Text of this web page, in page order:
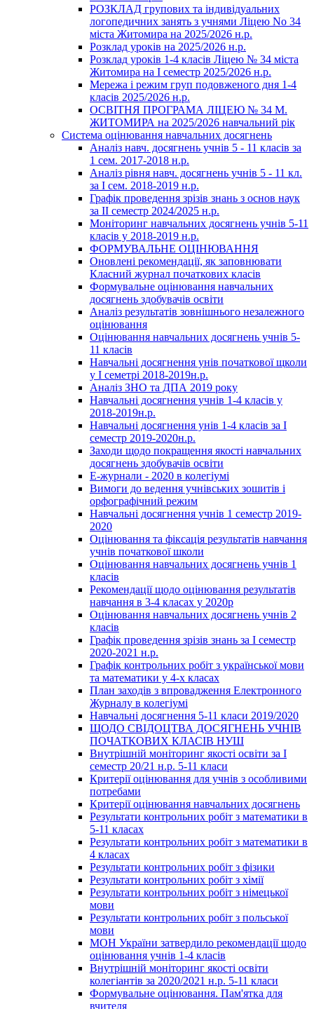
РОЗКЛАД групових та індивідуальних
логопедичних занять з учнями Ліцею No 34
міста Житомира на 2025/2026 н.р.
Розклад уроків на 2025/2026 н.р.
Розклад уроків 1-4 класів Ліцею № 34 міста
Житомира на І семестр 2025/2026 н.р.
Мережа і режим груп подовженого дня 1-4
класів 2025/2026 н.р.
ОСВІТНЯ ПРОГРАМА ЛІЦЕЮ № 34 М.
ЖИТОМИРА на 2025/2026 навчальний рік
Система оцінювання навчальних досягнень
Аналіз навч. досягнень учнів 5 - 11 класів за
1 сем. 2017-2018 н.р.
Аналіз рівня навч. досягнень учнів 5 - 11 кл.
за І сем. 2018-2019 н.р.
Графік проведення зрізів знань з основ наук
за ІІ семестр 2024/2025 н.р.
Моніторинг навчальних досягнень учнів 5-11
класів у 2018-2019 н.р.
ФОРМУВАЛЬНЕ ОЦІНЮВАННЯ
Оновлені рекомендації, як заповнювати
Класний журнал початкових класів
Формувальне оцінювання навчальних
досягнень здобувачів освіти
Аналіз результатів зовнішнього незалежного
оцінювання
Оцінювання навчальних досягнень учнів 5-
11 класів
Навчальні досягнення унів початкової щколи
у І семетрі 2018-2019н.р.
Аналіз ЗНО та ДПА 2019 року
Навчальні досягнення учнів 1-4 класів у
2018-2019н.р.
Навчальні досягнення унів 1-4 класів за І
семестр 2019-2020н.р.
Заходи щодо покращення якості навчальних
досягнень здобувачів освіти
Е-журнали - 2020 в колегіумі
Вимоги до ведення учнівських зошитів і
орфографічний режим
Навчальні досягнення учнів 1 семестр 2019-
2020
Оцінювання та фіксація результатів навчання
учнів початкової школи
Оцінювання навчальних досягнень учнів 1
класів
Рекомендації щодо оцінювання результатів
навчання в 3-4 класах у 2020р
Оцінювання навчальних досягнень учнів 2
класів
Графік проведення зрізів знань за І семестр
2020-2021 н.р.
Графік контрольних робіт з української мови
та математики у 4-х класах
План заходів з впровадження Електронного
Журналу в колегіумі
Навчальні досягнення 5-11 класи 2019/2020
ЩОДО СВІДОЦТВА ДОСЯГНЕНЬ УЧНІВ
ПОЧАТКОВИХ КЛАСІВ НУШ
Внутрішній моніторинг якості освіти за І
семестр 20/21 н.р. 5-11 класи
Критерії оцінювання для учнів з особливими
потребами
Критерії оцінювання навчальних досягнень
Результати контрольних робіт з математики в
5-11 класах
Результати контрольних робіт з математики в
4 класах
Результати контрольних робіт з фізики
Результати контрольних робіт з хімії
Результати контрольних робіт з німецької
мови
Результати контрольних робіт з польської
мови
МОН України затвердило рекомендації щодо
оцінювання учнів 1-4 класів
Внутрішній моніторинг якості освіти
колегіантів за 2020/2021 н.р. 5-11 класи
Формувальне оцінювання. Пам'ятка для
вчителя